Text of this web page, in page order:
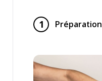
1 Préparation